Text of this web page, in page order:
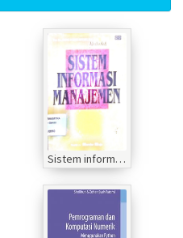
Sistem informasi manajemen